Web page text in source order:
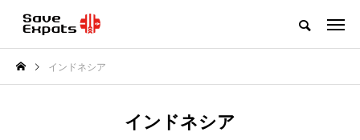
インドネシア
インドネシア